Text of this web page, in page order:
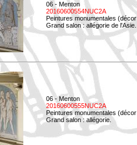
06 - Menton
20160600554NUC2A
Peintures monumentales
Grand salon : allégorie de l'Asie.
06 - Menton
20160600555NUC2A
Peintures monumentales
Grand salon : allégorie.